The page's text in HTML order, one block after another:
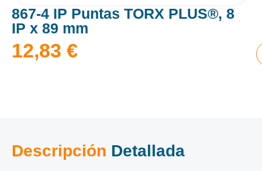
867-4 IP Puntas TORX PLUS®, 8
IP x 89 mm
12,83 €
Descripción Detallada